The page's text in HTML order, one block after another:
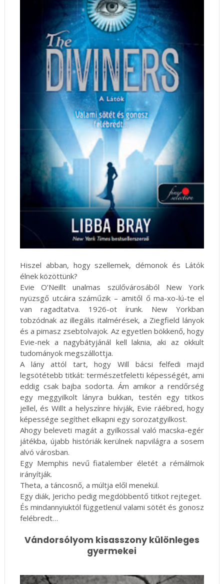
Hiszel abban, hogy szellemek, démonok és Látók
élnek közöttünk?
Evie O’Neillt unalmas szülővárosából New York
nyüzsgő utcáira száműzik – amitől ő ma-xo-lú-te el
van ragadtatva. 1926-ot írunk. New Yorkban
tobzódnak az illegális italmérések, a Ziegfield lányok
és a pimasz zsebtolvajok. Az egyetlen bökkenő, hogy
Evie-nek a nagybátyjánál kell laknia, aki az okkult
tudományok megszállottja.
A lány attól tart, hogy Will bácsi felfedi majd
legsötétebb titkát: természetfeletti képességét, ami
eddig csak bajba sodorta. Ám amikor a rendőrség
egy meggyilkolt lányra bukkan, testén egy titkos
jellel, és Willt a helyszínre hívják, Evie ráébred, hogy
képessége segíthet elkapni egy sorozatgyilkost.
Ahogy beleveti magát a gyilkossal való macska-egér
játékba, újabb históriák kerülnek napvilágra a sosem
alvó városban.
Egy Memphis nevű fiatalember életét a rémálmok
irányítják.
Theta, a táncosnő, a múltja elől menekül.
Egy diák, Jericho pedig megdöbbentő titkot rejteget.
És mindannyiuktól függetlenül valami sötét és gonosz
felébredt…
Vándorsólyom kisasszony különleges
gyermekei